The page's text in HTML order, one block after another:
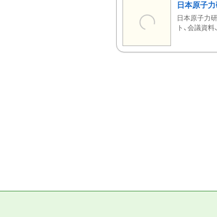
日本原子
日本原子力
ト、会議資